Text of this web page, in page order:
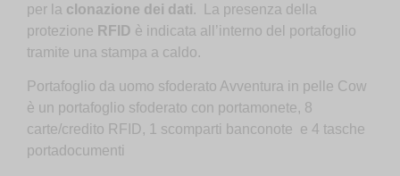
per la clonazione dei dati. La presenza della
protezione RFID è indicata all’interno del portafoglio
tramite una stampa a caldo.
Portafoglio da uomo sfoderato Avventura in pelle Cow
è un portafoglio sfoderato con portamonete, 8
carte/credito RFID, 1 scomparti banconote e 4 tasche
portadocumenti